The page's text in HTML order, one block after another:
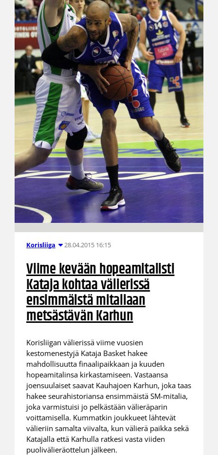
Korisliiga 28.04.2015 16:15
Viime kevään hopeamitalisti
Kataja kohtaa välierissä
ensimmäistä mitaliaan
metsästävän Karhun
Korisliigan välierissä viime vuosien
kestomenestyjä Kataja Basket hakee
mahdollisuutta finaalipaikkaan ja kuuden
hopeamitalinsa kirkastamiseen. Vastaansa
joensuulaiset saavat Kauhajoen Karhun, joka taas
hakee seurahistoriansa ensimmäistä SM-mitalia,
joka varmistuisi jo pelkästään välieräparin
voittamisella. Kummatkin joukkueet lähtevät
välieriin samalta viivalta, kun välierä paikka sekä
Katajalla että Karhulla ratkesi vasta viiden
puolivälieräottelun jälkeen.